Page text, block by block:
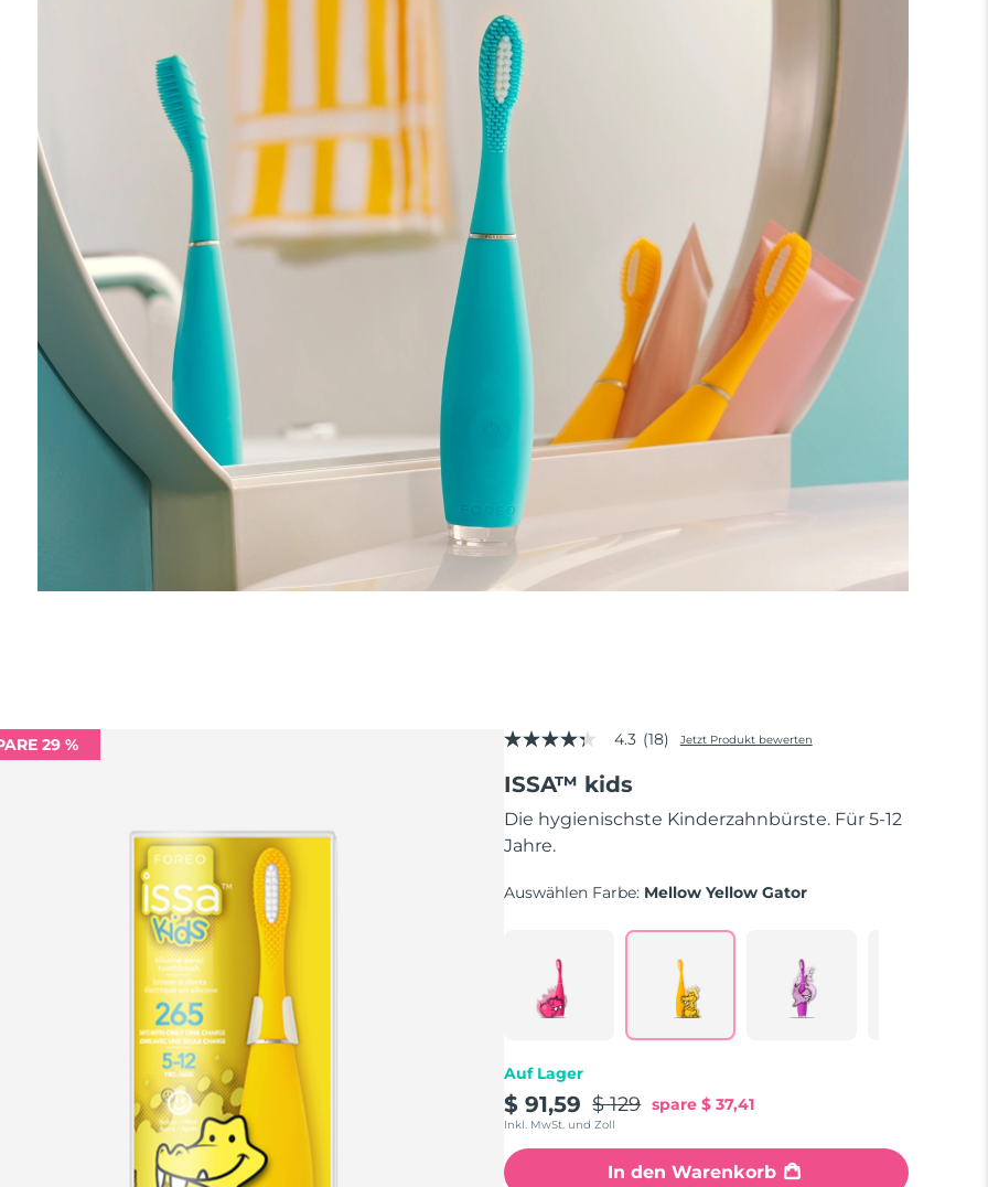
29 %
4.3
5
Sternen,
Durchschnittswert
der
Bewertung.
18
derselben
4.3 (18) Jetzt Produkt bewerten
ISSA™ kids
Die hygienischste Kinderzahnbürste. Für 5-12
Jahre.
Auswählen Farbe: Mellow Yellow Gator
Auf Lager
$ 91,59 $ 129 spare$ 37,41
Inkl. MwSt. und Zoll
In den Warenkorb